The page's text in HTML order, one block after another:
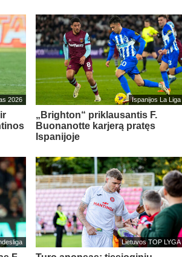
2026 Ispanijos La Liga
„Brighton“ priklausantis F.
Buonanotte karjerą pratęs
Ispanijoje
Lietuvos TOP LYGA